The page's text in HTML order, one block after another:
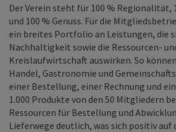
Der Verein steht für 100 % Regionalität,
und 100 % Genuss. Für die
ein breites Portfolio an Leistungen, die
Nachhaltigkeit sowie die Ressourcen-
Kreislaufwirtschaft auswirken. So
Handel, Gastronomie und
einer Bestellung, einer Rechnung und
1.000 Produkte von den 50 Mitgliedern
Ressourcen für Bestellung und
Lieferwege deutlich, was sich positiv auf